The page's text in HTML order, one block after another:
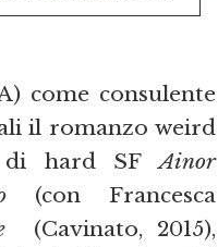
come consulente
il romanzo weird
di hard SFAinor
(con Francesca
(Cavinato, 2015),